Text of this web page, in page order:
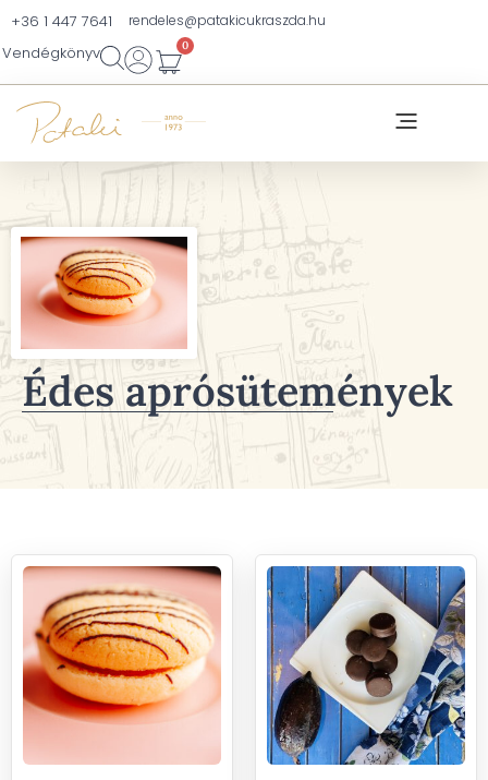
+36 1 447 7641 rendeles@patakicukraszda.hu
Vendégkönyv 0
Édes aprósütemények